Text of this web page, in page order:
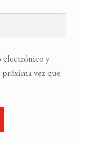
electrónico y
vez que